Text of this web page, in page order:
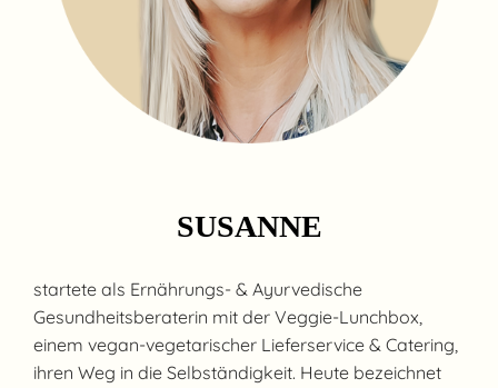
SUSANNE
startete als Ernährungs- & Ayurvedische
Gesundheitsberaterin mit der Veggie-Lunchbox,
einem vegan-vegetarischer Lieferservice & Catering,
ihren Weg in die Selbständigkeit. Heute bezeichnet